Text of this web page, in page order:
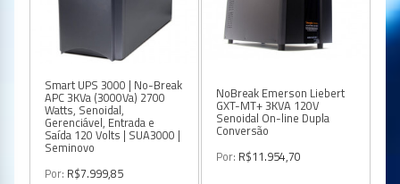
Smart UPS 3000 | No-Break
APC 3KVa (3000Va) 2700
Watts, Senoidal,
Gerenciável, Entrada e
Saída 120 Volts | SUA3000 |
Seminovo
Por: R$7.999,85
NoBreak Emerson Liebert
GXT-MT+ 3KVA 120V
Senoidal On-line Dupla
Conversão
Por: R$11.954,70